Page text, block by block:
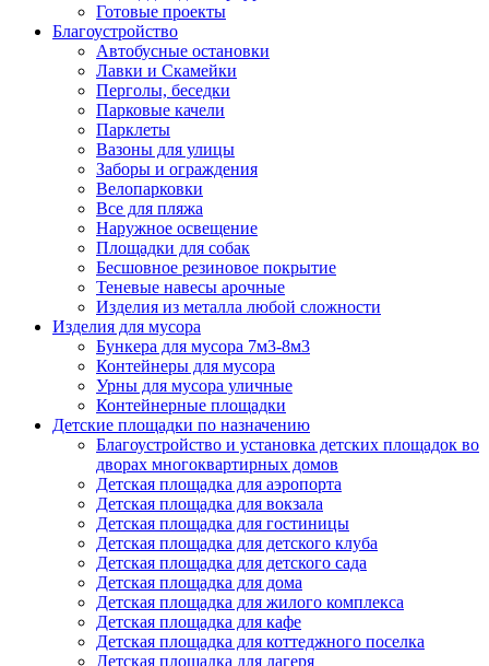
Готовые проекты
Благоустройство
Автобусные остановки
Лавки и Скамейки
Перголы, беседки
Парковые качели
Парклеты
Вазоны для улицы
Заборы и ограждения
Велопарковки
Все для пляжа
Наружное освещение
Площадки для собак
Бесшовное резиновое покрытие
Теневые навесы арочные
Изделия из металла любой сложности
Изделия для мусора
Бункера для мусора 7м3-8м3
Контейнеры для мусора
Урны для мусора уличные
Контейнерные площадки
Детские площадки по назначению
Благоустройство и установка детских площадок во
дворах многоквартирных домов
Детская площадка для аэропорта
Детская площадка для вокзала
Детская площадка для гостиницы
Детская площадка для детского клуба
Детская площадка для детского сада
Детская площадка для дома
Детская площадка для жилого комплекса
Детская площадка для кафе
Детская площадка для коттеджного поселка
Детская площадка для лагеря